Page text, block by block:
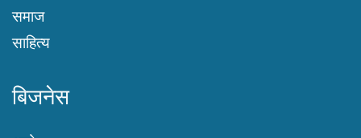
समाज
साहित्य
बिजनेस